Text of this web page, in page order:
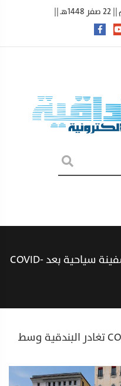
أول سفينة سياحية بعد COVID-
أول سفينة سياحية بعد COVID-19 تغادر البندقية وسط